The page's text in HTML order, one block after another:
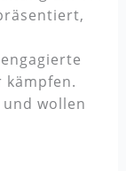
kämpfen.
wollen